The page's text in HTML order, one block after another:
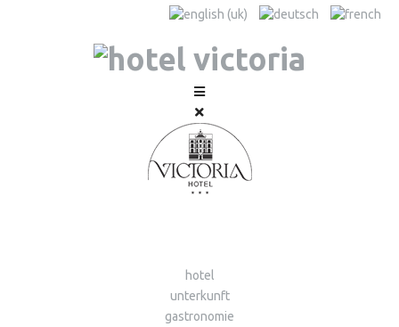
hotel
unterkunft
gastronomie